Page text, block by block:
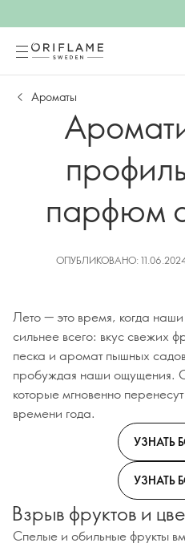
Ароматы
парфюм
ОПУБЛИКОВАНО: 11.06.2024
Лето — это время, когда наши
сильнее всего: вкус свежих
песка и аромат пышных
пробуждая наши ощущения.
которые мгновенно
времени года.
УЗНАТЬ
УЗНАТЬ
Взрыв фруктов и
Спелые и обильные фрукты